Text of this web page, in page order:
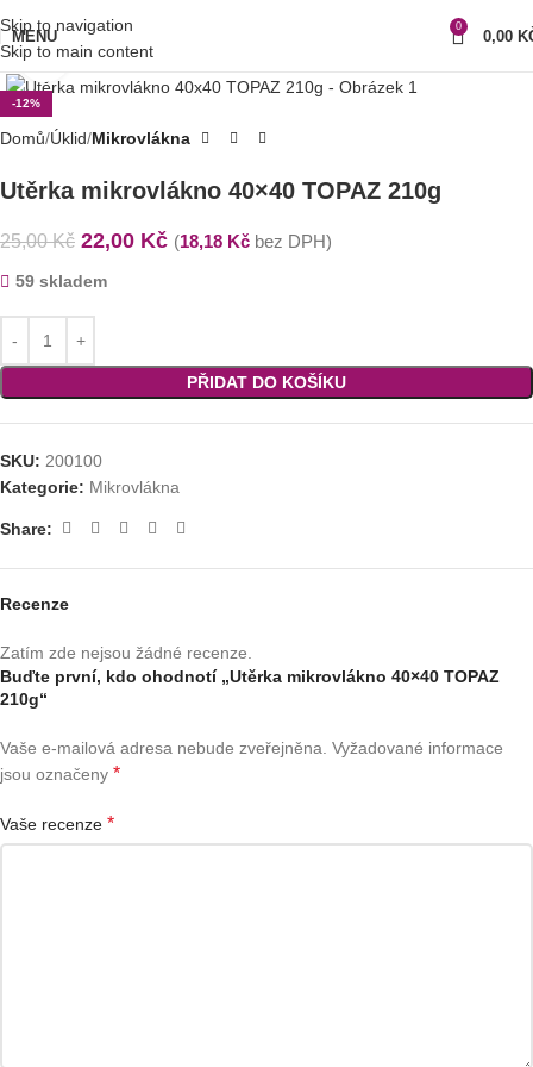
Skip to navigation
Skip to main content
MENU
0
0,00
-12%
Klikni pro zvětšení
Domů Úklid Mikrovlákna
Utěrka mikrovlákno 40×40 TOPAZ 210g
25,00Kč 22,00 Kč (18,18 Kč bez DPH)
59 skladem
PŘIDAT DO KOŠÍKU
SKU: 200100
Kategorie: Mikrovlákna
Share:
Recenze
Zatím zde nejsou žádné recenze.
Buďte první, kdo ohodnotí „Utěrka mikrovlákno 40×40 TOPAZ
210g“
Vaše e-mailová adresa nebude zveřejněna. Vyžadované informace
jsou označeny *
Vaše recenze *